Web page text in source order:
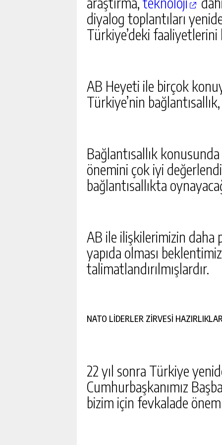
diyalog toplantıları
Türkiye’deki faaliyetlerini
AB Heyeti ile birçok
Türkiye’nin
Bağlantısallık
önemini çok iyi
bağlantısallıkta
AB ile ilişkilerimizin daha
yapıda olması
talimatlandırılmışlardır.
NATO LİDERLER ZİRVESİ
22 yıl sonra Türkiye
Cumhurbaşkanımız
bizim için fevkalade